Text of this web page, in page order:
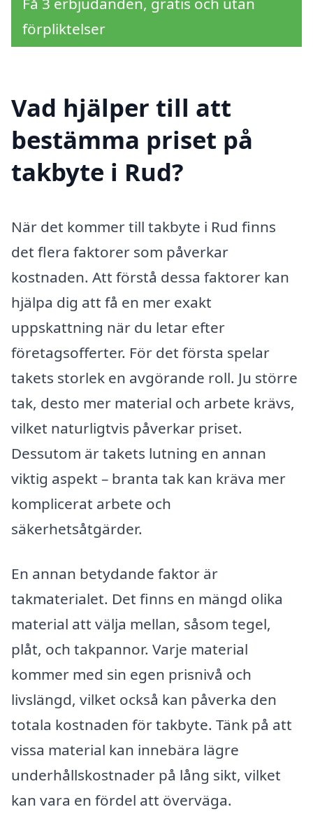
förpliktelser
Vad hjälper till att
bestämma priset på
takbyte i Rud?
När det kommer till takbyte i Rud finns
det flera faktorer som påverkar
kostnaden. Att förstå dessa faktorer kan
hjälpa dig att få en mer exakt
uppskattning när du letar efter
företagsofferter. För det första spelar
takets storlek en avgörande roll. Ju större
tak, desto mer material och arbete krävs,
vilket naturligtvis påverkar priset.
Dessutom är takets lutning en annan
viktig aspekt – branta tak kan kräva mer
komplicerat arbete och
säkerhetsåtgärder.
En annan betydande faktor är
takmaterialet. Det finns en mängd olika
material att välja mellan, såsom tegel,
plåt, och takpannor. Varje material
kommer med sin egen prisnivå och
livslängd, vilket också kan påverka den
totala kostnaden för takbyte. Tänk på att
vissa material kan innebära lägre
underhållskostnader på lång sikt, vilket
kan vara en fördel att överväga.